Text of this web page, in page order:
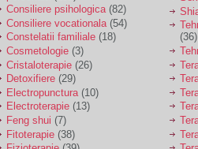
de suferit.
Am o bariera peste
care nu pot trece:
prietena mea a ramas
insarcinata cu o fata.
Am fost de comun
acord sa facem un
copil, cu gandul ca e
baiat.
Consiliere psihologica(82)
Consiliere vocationala (54)
Constelatii familiale (18)
Cosmetologie (3)
Cristaloterapie (26)
Detoxifiere (29)
Electropunctura (10)
Electroterapie (13)
Feng shui (7)
Fitoterapie (38)
(36)